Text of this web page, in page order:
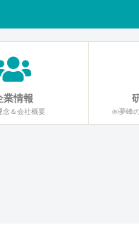
業情報
念＆会社概要 ㈱夢峰